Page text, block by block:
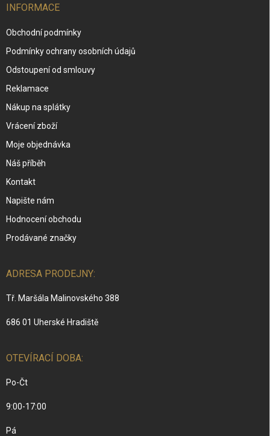
INFORMACE
Obchodní podmínky
Podmínky ochrany osobních údajů
Odstoupení od smlouvy
Reklamace
Nákup na splátky
Vrácení zboží
Moje objednávka
Náš příběh
Kontakt
Napište nám
Hodnocení obchodu
Prodávané značky
ADRESA PRODEJNY:
Tř. Maršála Malinovského 388
686 01 Uherské Hradiště
OTEVÍRACÍ DOBA:
Po-Čt
9:00-17:00
Pá